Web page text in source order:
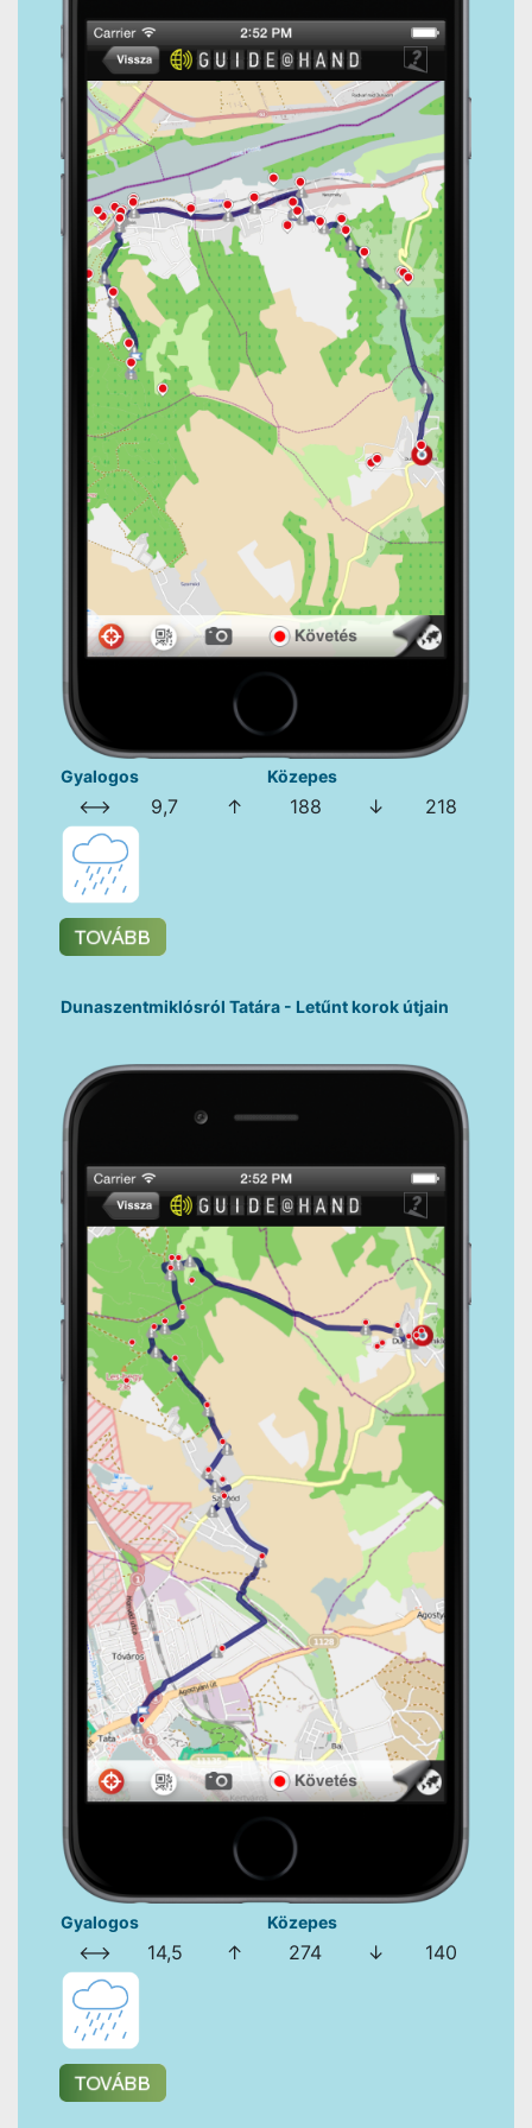
Gyalogos Közepes
⟷ 9,7 ↑ 188 ↓ 218
Dunaszentmiklósról Tatára - Letűnt korok útjain
Gyalogos Közepes
⟷ 14,5 ↑ 274 ↓ 140